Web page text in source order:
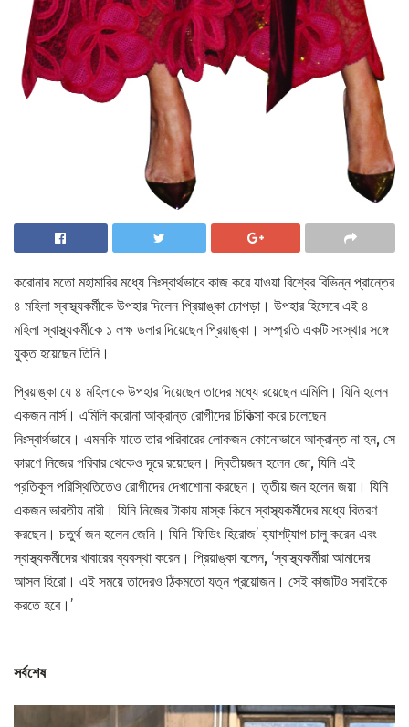
করোনার মতো মহামারির মধ্যে নিঃস্বার্থভাবে কাজ করে যাওয়া বিশ্বের বিভিন্ন প্রান্তের
৪ মহিলা স্বাস্থ্যকর্মীকে উপহার দিলেন প্রিয়াঙ্কা চোপড়া। উপহার হিসেবে এই ৪
মহিলা স্বাস্থ্যকর্মীকে ১ লক্ষ ডলার দিয়েছেন প্রিয়াঙ্কা। সম্প্রতি একটি সংস্থার সঙ্গে
যুক্ত হয়েছেন তিনি।
প্রিয়াঙ্কা যে ৪ মহিলাকে উপহার দিয়েছেন তাদের মধ্যে রয়েছেন এমিলি। যিনি হলেন
একজন নার্স। এমিলি করোনা আক্রান্ত রোগীদের চিকিত্সা করে চলেছেন
নিঃস্বার্থভাবে। এমনকি যাতে তার পরিবারের লোকজন কোনোভাবে আক্রান্ত না হন, সে
কারণে নিজের পরিবার থেকেও দূরে রয়েছেন। দ্বিতীয়জন হলেন জো, যিনি এই
প্রতিকূল পরিস্থিতিতেও রোগীদের দেখাশোনা করছেন। তৃতীয় জন হলেন জয়া। যিনি
একজন ভারতীয় নারী। যিনি নিজের টাকায় মাস্ক কিনে স্বাস্থ্যকর্মীদের মধ্যে বিতরণ
করছেন। চতুর্থ জন হলেন জেনি। যিনি ‘ফিডিং হিরোজ’ হ্যাশট্যাগ চালু করেন এবং
স্বাস্থ্যকর্মীদের খাবারের ব্যবস্থা করেন। প্রিয়াঙ্কা বলেন, ‘স্বাস্থ্যকর্মীরা আমাদের
আসল হিরো। এই সময়ে তাদেরও ঠিকমতো যত্ন প্রয়োজন। সেই কাজটিও সবাইকে
করতে হবে।’
সর্বশেষ